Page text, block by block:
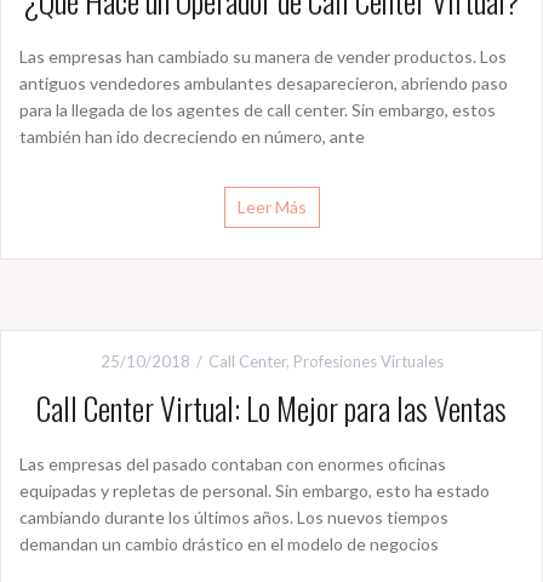
Las empresas han cambiado su manera de vender productos. Los
antiguos vendedores ambulantes desaparecieron, abriendo paso
para la llegada de los agentes de call center. Sin embargo, estos
también han ido decreciendo en número, ante
Leer Más
25/10/2018 Call Center, Profesiones Virtuales
Call Center Virtual: Lo Mejor para las Ventas
Las empresas del pasado contaban con enormes oficinas
equipadas y repletas de personal. Sin embargo, esto ha estado
cambiando durante los últimos años. Los nuevos tiempos
demandan un cambio drástico en el modelo de negocios